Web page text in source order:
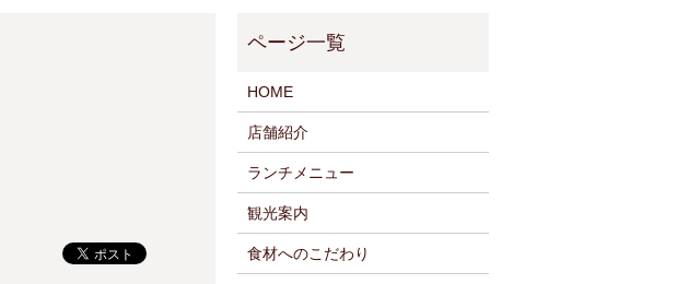
HOME
店舗紹介
ランチメニュー
観光案内
食材へのこだわり